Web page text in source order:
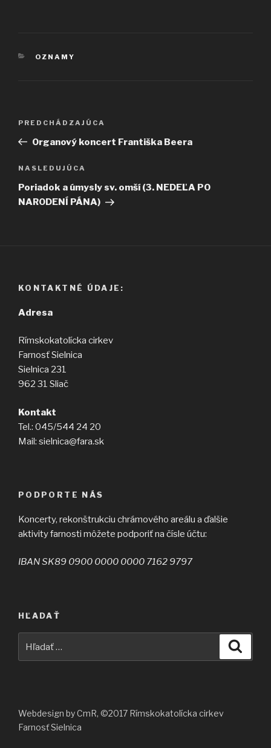
KATEGÓRIE
OZNAMY
Navigácia
článku
Predchádzajúci
článok
PREDCHÁDZAJÚCA
Organový koncert Františka Beera
Ďalší
článok
NASLEDUJÚCA
Poriadok a úmysly sv. omší (3. NEDEĽA PO
NARODENÍ PÁNA)
KONTAKTNÉ ÚDAJE:
Adresa
Rímskokatolícka cirkev
Farnosť Sielnica
Sielnica 231
962 31 Sliač
Kontakt
Tel.: 045/544 24 20
Mail: sielnica@fara.sk
PODPORTE NÁS
Koncerty, rekonštrukciu chrámového areálu a ďalšie
aktivity farnosti môžete podporiť na čísle účtu:
IBAN SK89 0900 0000 0000 7162 9797
HĽADAŤ
Webdesign by CmR, ©2017 Rímskokatolícka cirkev
Farnosť Sielnica